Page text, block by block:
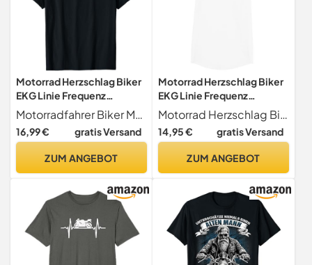
Motorrad Herzschlag Biker
EKG Linie Frequenz
Motorradfahrer T-Shirt
Motorradfahrer Biker Motorrad Spruch T-Shirts
16,99 € gratis Versand
ZUM ANGEBOT
Motorrad Herzschlag Biker
EKG Linie Frequenz
Motorradfahrer T-Shirt
Motorrad Herzschlag Biker EKG Linie Motorradfahrer
14,95 € gratis Versand
ZUM ANGEBOT